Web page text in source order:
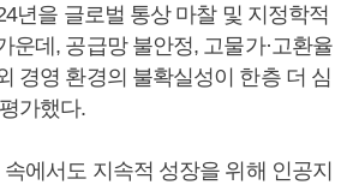
년을 글로벌 통상 마찰 및 지정학적
운데, 공급망 불안정, 고물가·고환율
경영 환경의 불확실성이 한층 더 심
가했다.
에서도 지속적 성장을 위해 인공지